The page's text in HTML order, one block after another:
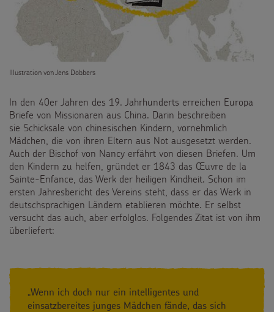
Illustration von Jens Dobbers
In den 40er Jahren des 19. Jahrhunderts erreichen Europa
Briefe von Missionaren aus China. Darin beschreiben
sie Schicksale von chinesischen Kindern, vornehmlich
Mädchen, die von ihren Eltern aus Not ausgesetzt werden.
Auch der Bischof von Nancy erfährt von diesen Briefen. Um
den Kindern zu helfen, gründet er 1843 das Œuvre de la
Sainte-Enfance, das Werk der heiligen Kindheit. Schon im
ersten Jahresbericht des Vereins steht, dass er das Werk in
deutschsprachigen Ländern etablieren möchte. Er selbst
versucht das auch, aber erfolglos. Folgendes Zitat ist von ihm
überliefert:
„Wenn ich doch nur ein intelligentes und
einsatzbereites junges Mädchen fände, das sich